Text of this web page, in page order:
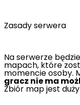
Zasady serwera
Na serwerze
mapach, które
momencie osoby.
gracz nie ma
Zbiór map jest